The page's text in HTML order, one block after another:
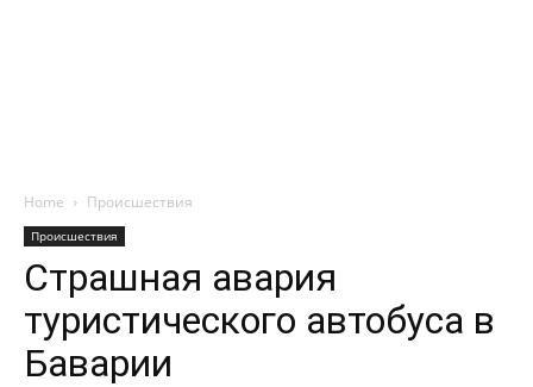
Home Происшествия
Происшествия
Страшная авария
туристического автобуса в
Баварии